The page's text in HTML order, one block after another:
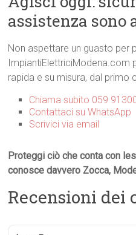
assistenza sono
Non aspettare un guasto per
ImpiantiElettriciModena.com
rapida e su misura, dal
Chiama subito 059
Contattaci su WhatsApp
Scrivici via email
Proteggi ciò che conta con
conosce davvero Zocca,
Recensioni dei